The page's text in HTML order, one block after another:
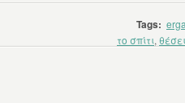
Tags:
το σπίτι,